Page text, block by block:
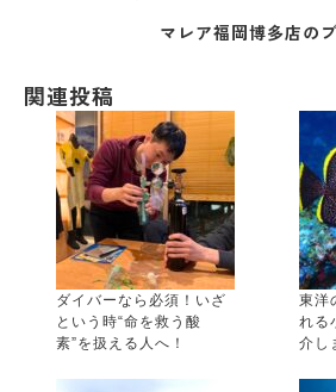
マレア福岡博多店の
関連投稿
ダイバーなら必須！いざ
という時“命を救う酸
素”を扱える人へ！
東洋
れる
介し